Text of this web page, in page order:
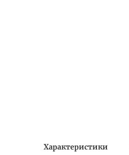
Характеристики